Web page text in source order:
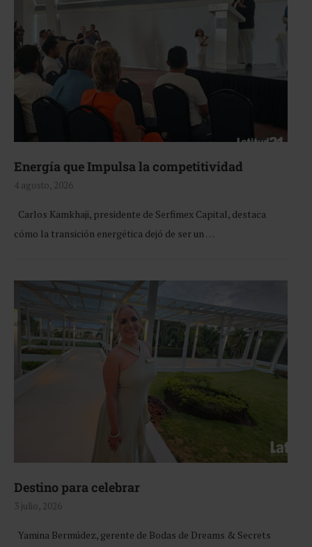
Energía que Impulsa la competitividad
4 agosto, 2026
Carlos Kamkhaji, presidente de Serfimex Capital, destaca
cómo la transición energética dejó de ser un …
Destino para celebrar
3 julio, 2026
Yamina Bermúdez, gerente de Bodas de Dreams & Secrets